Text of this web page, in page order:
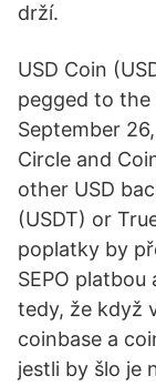
drží.
USD Coin
pegged to the
September
Circle and
other USD
(USDT) or
poplatky by
SEPO
tedy, že když
coinbase a
jestli by šlo je